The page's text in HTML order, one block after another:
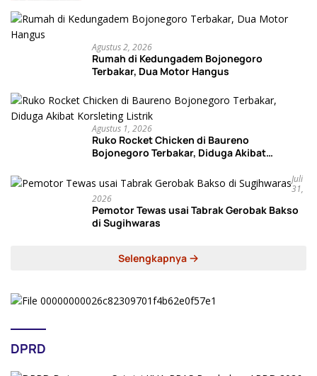
Agustus 2, 2026
Rumah di Kedungadem Bojonegoro
Terbakar, Dua Motor Hangus
Agustus 1, 2026
Ruko Rocket Chicken di Baureno
Bojonegoro Terbakar, Diduga Akibat
Juli
31,
2026
Pemotor Tewas usai Tabrak Gerobak Bakso
di Sugihwaras
Selengkapnya
DPRD